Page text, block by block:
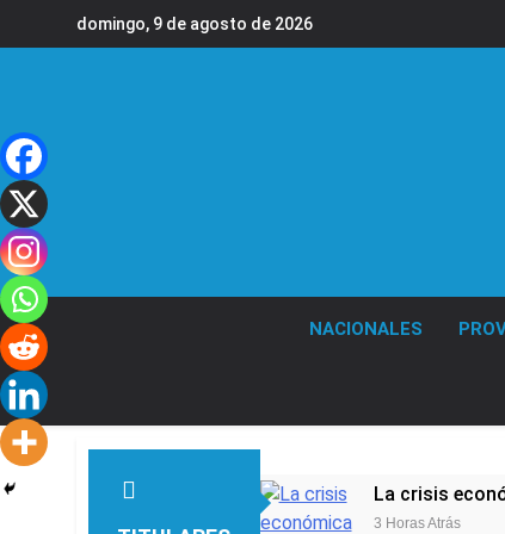
domingo, 9 de agosto de 2026
NACIONALES
La crisis
3 Horas Atrás